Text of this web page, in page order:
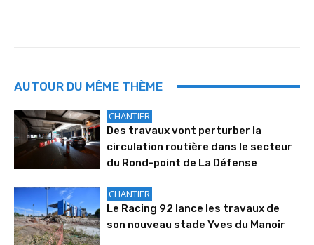
AUTOUR DU MÊME THÈME
CHANTIER
Des travaux vont perturber la
circulation routière dans le secteur
du Rond-point de La Défense
CHANTIER
Le Racing 92 lance les travaux de
son nouveau stade Yves du Manoir